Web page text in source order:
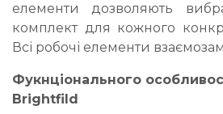
елементи дозволяють
комплект для кожного
Всі робочі елементи
Фукнціонального
Brightfild